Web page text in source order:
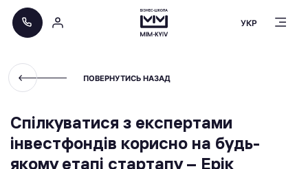
УКР
ПОВЕРНУТИСЬ НАЗАД
Спілкуватися з експертами
інвестфондів корисно на будь-
якому етапі стартапу – Ерік